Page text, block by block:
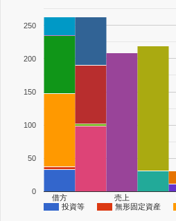
投資等 無形固定資産
借方 売上
0
50
100
150
200
250